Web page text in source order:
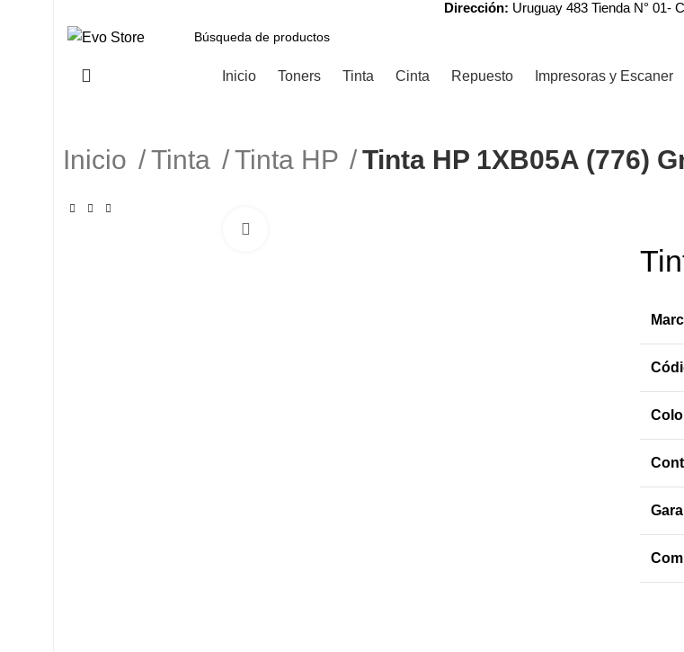
Dirección: Uruguay 483 Tienda N° 01-
Inicio Toners Tinta Cinta Repuesto Impresoras y Escaner
Inicio Tinta Tinta HP Tinta HP 1XB05A (776)